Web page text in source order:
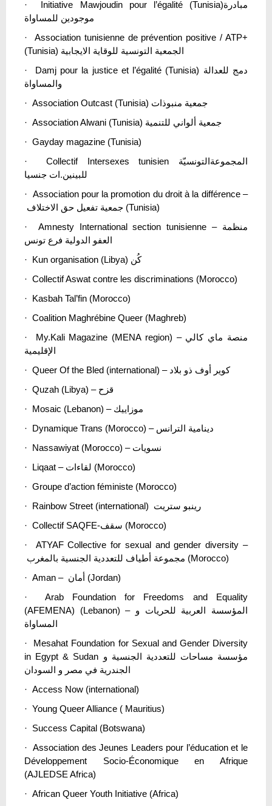
· Initiative Mawjoudin pour l’égalité (Tunisia)مبادرة
موجودين للمساواة
· Association tunisienne de prévention positive / ATP+
(Tunisia) الجمعية التونسية للوقاية الايجابية
· Damj pour la justice et l’égalité (Tunisia) دمج للعدالة
والمساواة
· Association Outcast (Tunisia) جمعية منبوذات
· Association Alwani (Tunisia) جمعية ألواني للتنمية
· Gayday magazine (Tunisia)
· Collectif Intersexes tunisien المجموعةالتونسيّة
للبينين.ات جنسيا
· Association pour la promotion du droit à la différence –
جمعية تفعيل حق الاختلاف (Tunisia)
· Amnesty International section tunisienne – منظمة
العفو الدولية فرع تونس
· Kun organisation (Libya) كُن
· Collectif Aswat contre les discriminations (Morocco)
· Kasbah Tal’fin (Morocco)
· Coalition Maghrébine Queer (Maghreb)
· My.Kali Magazine (MENA region) – منصة ماي كالي
الإقليمية
· Queer Of the Bled (international) – كوير أوف ذو بلاد
· Quzah (Libya) – قزح
· Mosaic (Lebanon) – موزاييك
· Dynamique Trans (Morocco) – دينامية الترانس
· Nassawiyat (Morocco) – نسويات
· Liqaat – لقاءات (Morocco)
· Groupe d’action féministe (Morocco)
· Rainbow Street (international) رينبو ستريت
· Collectif SAQFE-سقف (Morocco)
· ATYAF Collective for sexual and gender diversity –
مجموعة أطياف للتعددية الجنسية بالمغرب (Morocco)
· Aman – أمان (Jordan)
· Arab Foundation for Freedoms and Equality
(AFEMENA) (Lebanon) – المؤسسة العربية للحريات و
المساواة
· Mesahat Foundation for Sexual and Gender Diversity
in Egypt & Sudan مؤسسة مساحات للتعددية الجنسية و
الجندرية في مصر و السودان
· Access Now (international)
· Young Queer Alliance ( Mauritius)
· Success Capital (Botswana)
· Association des Jeunes Leaders pour l’éducation et le
Développement Socio-Économique en Afrique
(AJLEDSE Africa)
· African Queer Youth Initiative (Africa)